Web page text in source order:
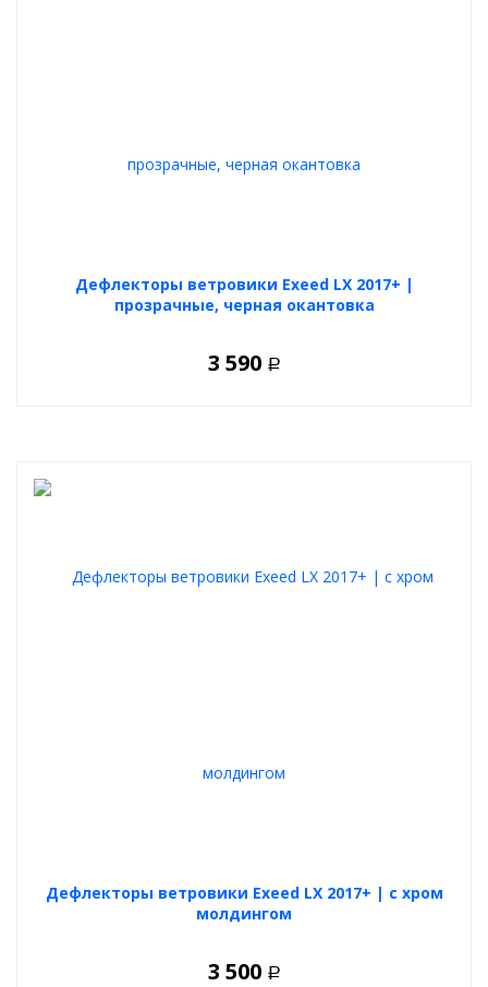
Дефлекторы ветровики Exeed LX 2017+ |
прозрачные, черная окантовка
3 590 Р
Дефлекторы ветровики Exeed LX 2017+ | с хром
молдингом
3 500 Р